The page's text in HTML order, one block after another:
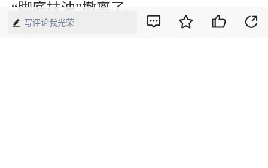
“脚底抹油”撤离了。
写评论我光荣